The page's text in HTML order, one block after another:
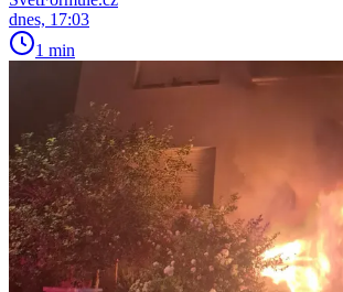
dnes, 17:03
1 min